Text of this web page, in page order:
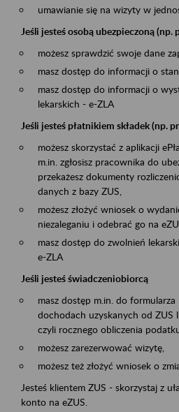
umawianie się na wizyty w
Jeśli jesteś osobą ubezpieczoną (np.
możesz sprawdzić swoje dane
masz dostęp do informacji o
masz dostęp do informacji o
lekarskich - e-ZLA
Jeśli jesteś płatnikiem składek (np.
możesz skorzystać z aplikacji
m.in. zgłosisz pracownika do
przekażesz dokumenty
danych z bazy ZUS,
możesz złożyć wniosek o
niezaleganiu i odebrać go na
masz dostęp do zwolnień
e-ZLA
Jeśli jesteś świadczeniobiorcą
masz dostęp m.in. do
dochodach uzyskanych od ZUS
czyli rocznego obliczenia
możesz zarezerwować wizytę,
możesz też złożyć wniosek o
Jesteś klientem ZUS - skorzystaj z
konto na eZUS.